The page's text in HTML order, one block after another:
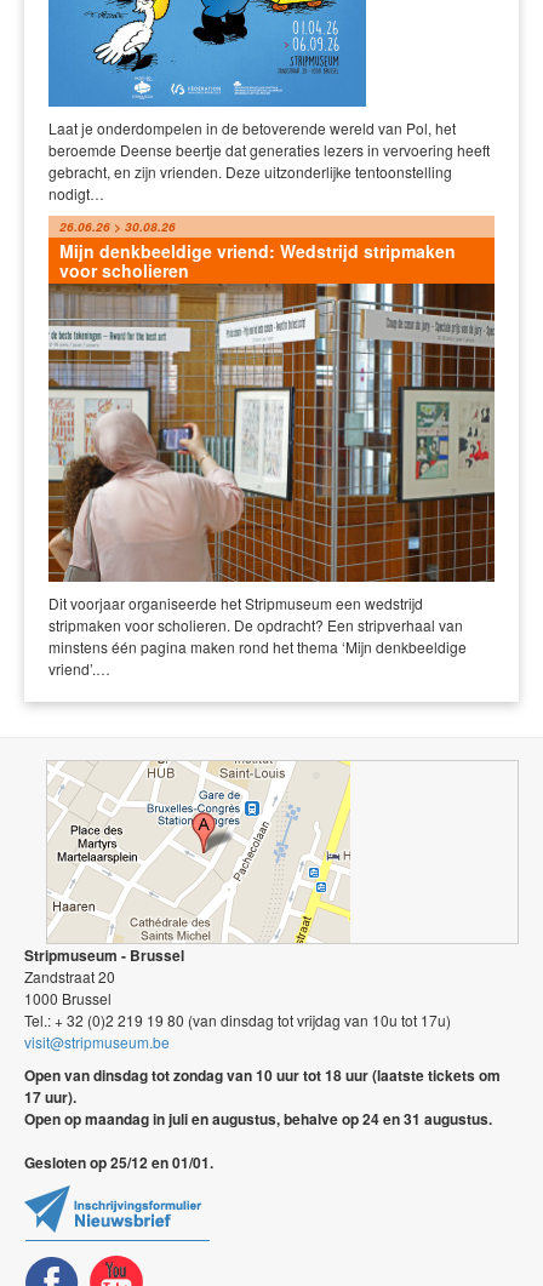
Laat je onderdompelen in de betoverende wereld van Pol, het
beroemde Deense beertje dat generaties lezers in vervoering heeft
gebracht, en zijn vrienden. Deze uitzonderlijke tentoonstelling
nodigt…
26.06.26 > 30.08.26
Mijn denkbeeldige vriend: Wedstrijd stripmaken
voor scholieren
Dit voorjaar organiseerde het Stripmuseum een wedstrijd
stripmaken voor scholieren. De opdracht? Een stripverhaal van
minstens één pagina maken rond het thema ‘Mijn denkbeeldige
vriend’.…
Stripmuseum - Brussel
Zandstraat 20
1000 Brussel
Tel.: + 32 (0)2 219 19 80 (van dinsdag tot vrijdag van 10u tot 17u)
visit@stripmuseum.be
Open van dinsdag tot zondag van 10 uur tot 18 uur (laatste tickets om
17 uur).
Open op maandag in juli en augustus, behalve op 24 en 31 augustus.
Gesloten op 25/12 en 01/01.